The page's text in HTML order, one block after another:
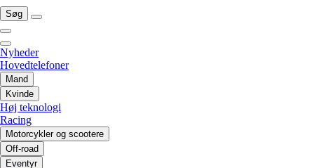
Søg
Nyheder
Hovedtelefoner
Mand
Kvinde
Høj teknologi
Racing
Motorcykler og scootere
Off-road
Eventyr